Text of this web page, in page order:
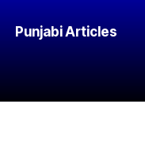
Punjabi Articles